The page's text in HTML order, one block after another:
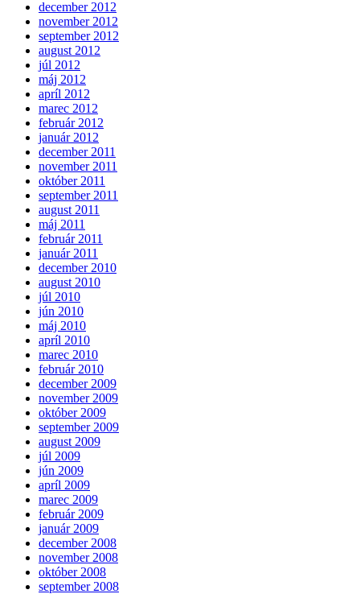
december 2012
november 2012
september 2012
august 2012
júl 2012
máj 2012
apríl 2012
marec 2012
február 2012
január 2012
december 2011
november 2011
október 2011
september 2011
august 2011
máj 2011
február 2011
január 2011
december 2010
august 2010
júl 2010
jún 2010
máj 2010
apríl 2010
marec 2010
február 2010
december 2009
november 2009
október 2009
september 2009
august 2009
júl 2009
jún 2009
apríl 2009
marec 2009
február 2009
január 2009
december 2008
november 2008
október 2008
september 2008